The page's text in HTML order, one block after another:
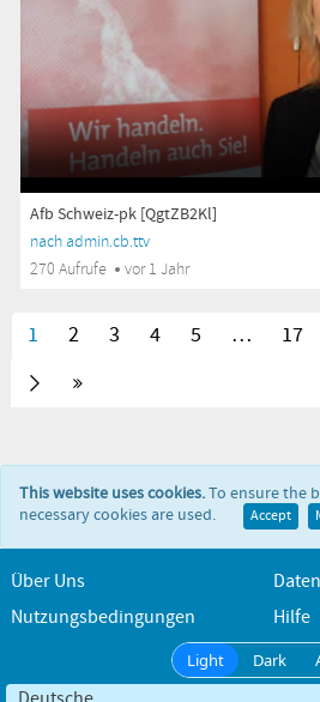
Afb Schweiz-pk [QgtZB2Kl]
nach admin.cb.ttv
270 Aufrufe
vor 1 Jahr
1 2 3 4 5 … 17
This website uses cookies.To ensure the
necessary cookies are used.
Accept
Über Uns
Nutzungsbedingungen
Hilfe
Light Dark